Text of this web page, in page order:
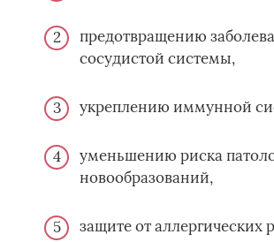
предотвращению
сосудистой системы,
укреплению иммунной
уменьшению риска
новообразований,
защите от аллергических